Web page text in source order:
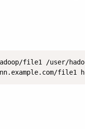
file1 /user/
file1